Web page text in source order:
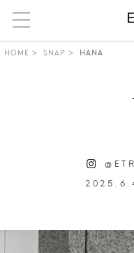
HOME SNAP HANA